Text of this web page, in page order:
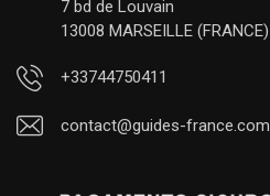
7 bd de Louvain
13008 MARSEILLE (FRANCE)
+33744750411
contact@guides-france.com